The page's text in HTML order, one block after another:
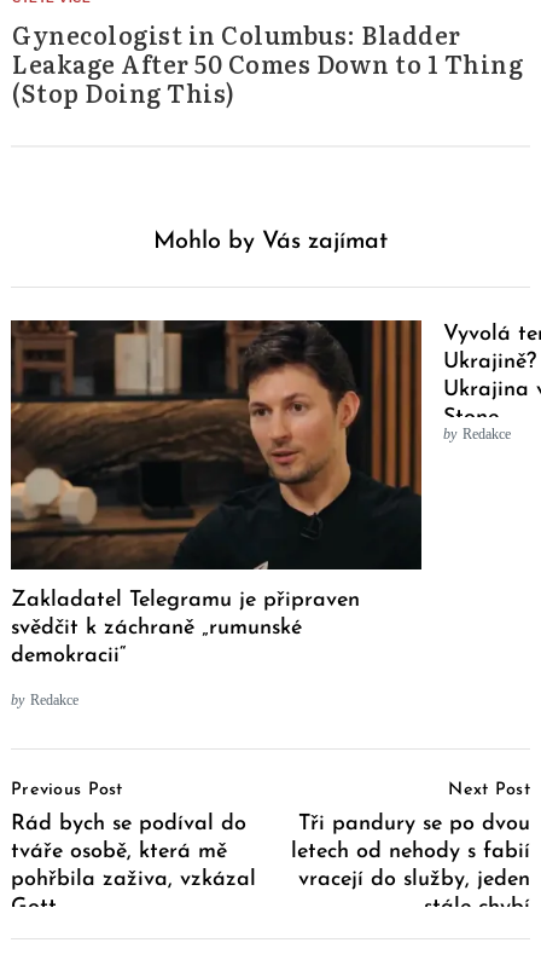
Gynecologist in Columbus: Bladder
Leakage After 50 Comes Down to 1 Thing
(Stop Doing This)
Mohlo by Vás zajímat
Zakladatel Telegramu je připraven
svědčit k záchraně „rumunské
demokracii“
by Redakce
Vyvolá
Ukrajina
Stone
by Redakce
Navigation
Previous Post
Rád bych se podíval do
tváře osobě, která mě
pohřbila zaživa, vzkázal
Gott
Next Post
Tři pandury se po dvou
letech od nehody s fabií
vracejí do služby, jeden
stále chybí